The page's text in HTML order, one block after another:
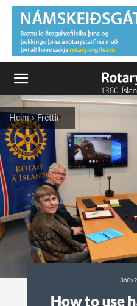
Heim Fréttir